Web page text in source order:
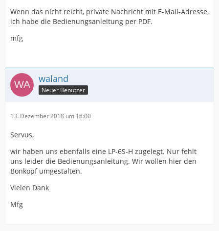
Wenn das nicht reicht, private Nachricht mit E-Mail-Adresse,
ich habe die Bedienungsanleitung per PDF.
mfg
waland
Neuer Benutzer
13. Dezember 2018 um 18:00
Servus,
wir haben uns ebenfalls eine LP-6S-H zugelegt. Nur fehlt
uns leider die Bedienungsanleitung. Wir wollen hier den
Bonkopf umgestalten.
Vielen Dank
Mfg